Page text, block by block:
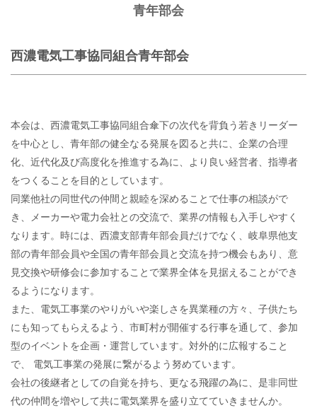
青年部会
西濃電気工事協同組合青年部会
本会は、西濃電気工事協同組合傘下の次代を背負う若きリーダー
を中心とし、青年部の健全なる発展を図ると共に、企業の合理
化、近代化及び高度化を推進する為に、より良い経営者、指導者
をつくることを目的としています。
同業他社の同世代の仲間と親睦を深めることで仕事の相談がで
き、メーカーや電力会社との交流で、業界の情報も入手しやすく
なります。時には、西濃支部青年部会員だけでなく、岐阜県他支
部の青年部会員や全国の青年部会員と交流を持つ機会もあり、意
見交換や研修会に参加することで業界全体を見据えることができ
るようになります。
また、電気工事業のやりがいや楽しさを異業種の方々、子供たち
にも知ってもらえるよう、市町村が開催する行事を通して、参加
型のイベントを企画・運営しています。対外的に広報すること
で、 電気工事業の発展に繋がるよう努めています。
会社の後継者としての自覚を持ち、更なる飛躍の為に、是非同世
代の仲間を増やして共に電気業界を盛り立てていきませんか。